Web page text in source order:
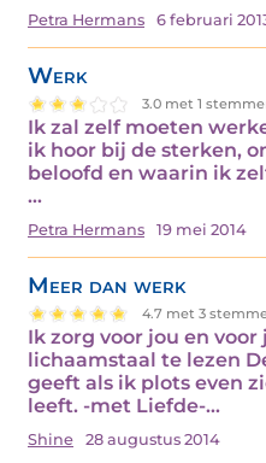
Petra Hermans 6 februari
Werk
3.0 met 1
Ik zal zelf moeten
ik hoor bij de sterken,
beloofd en waarin ik
…
Petra Hermans 19 mei 2014
Meer dan werk
4.7 met 3
Ik zorg voor jou en
lichaamstaal te lezen
geeft als ik plots even
leeft. -met Liefde-…
Shine 28 augustus 2014